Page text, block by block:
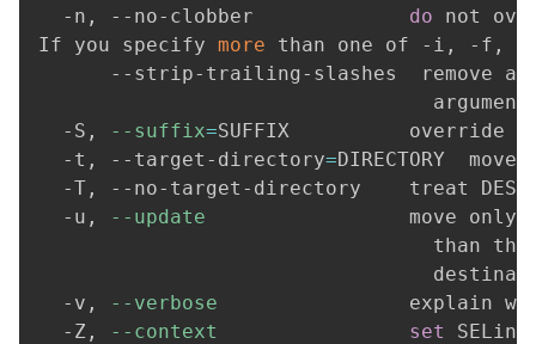
  -n, --no-clobber
do not
If you specify more than one of -i, -f, -
--strip-trailing-slashes  remove
                                 argument
  -S,
--suffix=SUFFIX          override
  -t, --target-directory
=DIRECTORY
-T, --no-target-directory    treat
  -u,
--update
move only
than
  -v,
--verbose
explain
  -Z,
--context set